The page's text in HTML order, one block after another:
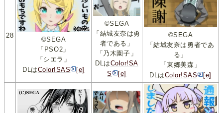
28
©SEGA
「PSO2」
「シエラ」
DLはColor!SAS [e]
©SEGA
「結城友奈は勇
者である」
「乃木園子」
DLはColor!SA
S
[e]
©SEGA
「結城友奈は勇者であ
る」
「東郷美森」
DLはColor!SAS [e]